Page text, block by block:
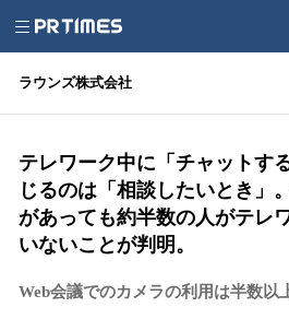
ラウンズ株式会社
テレワーク中に「チャットす
じるのは「相談したいとき」
があっても約半数の人がテレ
いないことが判明。
Web会議でのカメラの利用は半数以